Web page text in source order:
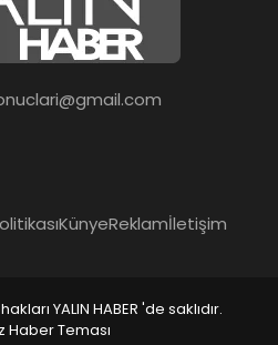
KünyeReklamİletişim
YALIN HABER 'de saklıdır.
Haber Teması